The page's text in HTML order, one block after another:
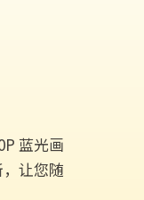
蓝光画
让您随